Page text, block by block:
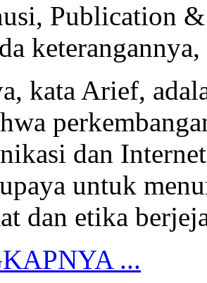
Publication
kata Arief,
dan
untuk
dan etika
...